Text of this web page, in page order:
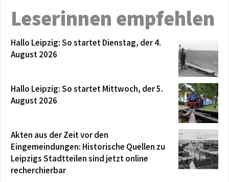
Leserinnen empfehlen
Hallo Leipzig: So startet Dienstag, der 4.
August 2026
Hallo Leipzig: So startet Mittwoch, der 5.
August 2026
Akten aus der Zeit vor den
Eingemeindungen: Historische Quellen zu
Leipzigs Stadtteilen sind jetzt online
recherchierbar